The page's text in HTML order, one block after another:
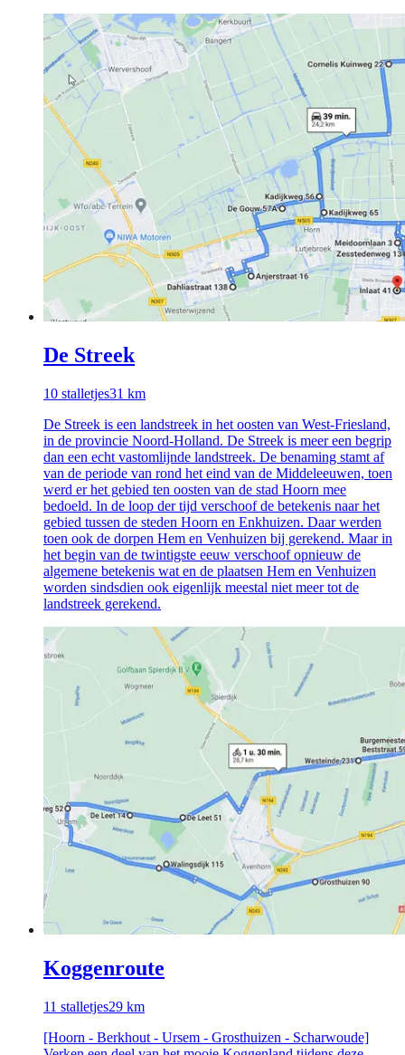
De Streek
10 stalletjes31 km
De Streek is een landstreek in het oosten van West-Friesland,
in de provincie Noord-Holland. De Streek is meer een begrip
dan een echt vastomlijnde landstreek. De benaming stamt af
van de periode van rond het eind van de Middeleeuwen, toen
werd er het gebied ten oosten van de stad Hoorn mee
bedoeld. In de loop der tijd verschoof de betekenis naar het
gebied tussen de steden Hoorn en Enkhuizen. Daar werden
toen ook de dorpen Hem en Venhuizen bij gerekend. Maar in
het begin van de twintigste eeuw verschoof opnieuw de
algemene betekenis wat en de plaatsen Hem en Venhuizen
worden sindsdien ook eigenlijk meestal niet meer tot de
landstreek gerekend.
Koggenroute
11 stalletjes29 km
[Hoorn - Berkhout - Ursem - Grosthuizen - Scharwoude]